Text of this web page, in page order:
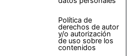
Política de
derechos de autor
y/o autorización
de uso sobre los
contenidos